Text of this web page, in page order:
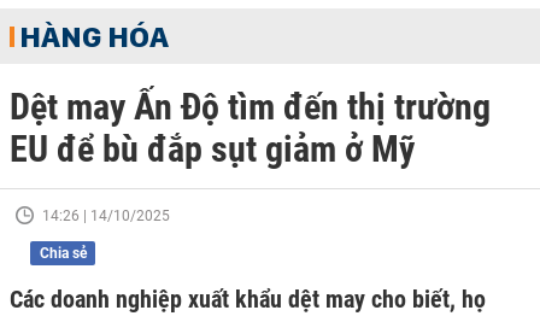
HÀNG HÓA
Dệt may Ấn Độ tìm đến thị trường
EU để bù đắp sụt giảm ở Mỹ
14:26 | 14/10/2025
Chia sẻ
Các doanh nghiệp xuất khẩu dệt may cho biết, họ